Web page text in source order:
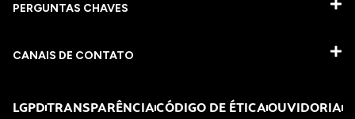
PERGUNTAS CHAVES​
CANAIS DE CONTATO
LGPDTRANSPARÊNCIACÓDIGO DE ÉTICAOUVIDORIA